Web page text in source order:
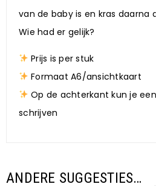
van de baby is en kras daarna
Wie had er gelijk?
Prijs is per stuk
Formaat A6/ansichtkaart
Op de achterkant kun je
schrijven
ANDERE SUGGESTIES…